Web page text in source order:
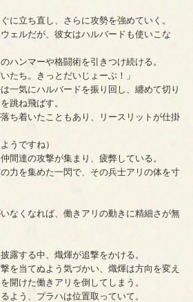
に立ち直し、さらに攻勢を強めていく。
ェルだが、彼女はハルバードも使いこな
ハンマーや格闘術を引きつけ続ける。
たち。きっとだいじょーぶ！」
一気にハルバードを振り回し、纏めて切り
跳ね飛ばす。
ち着いたこともあり、リースリットが仕掛
うですね）
間達の攻撃が集まり、疲弊している。
力を集めた一閃で、その兵士アリの体を寸
なくなれば、働きアリの動きに精細さが無
露する中、熾煇が追撃をかける。
を当てぬよう気づかい、熾煇は方向を変え
開けた働きアリを倒してしまう。
よう、プラハは位置取っていて。